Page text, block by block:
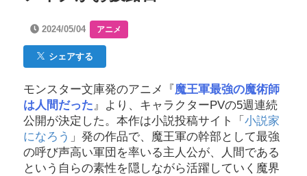
2024/05/04 アニメ
シェアする
モンスター文庫発のアニメ『 魔王軍最強の魔術師
は人間だった』より、キャラクターPVの5週連続
公開が決定した。本作は小説投稿サイト「 小説家
になろう 」発の作品で、魔王軍の幹部として最強
の呼び声高い軍団を率いる主人公が、人間である
という自らの素性を隠しながら活躍していく魔界